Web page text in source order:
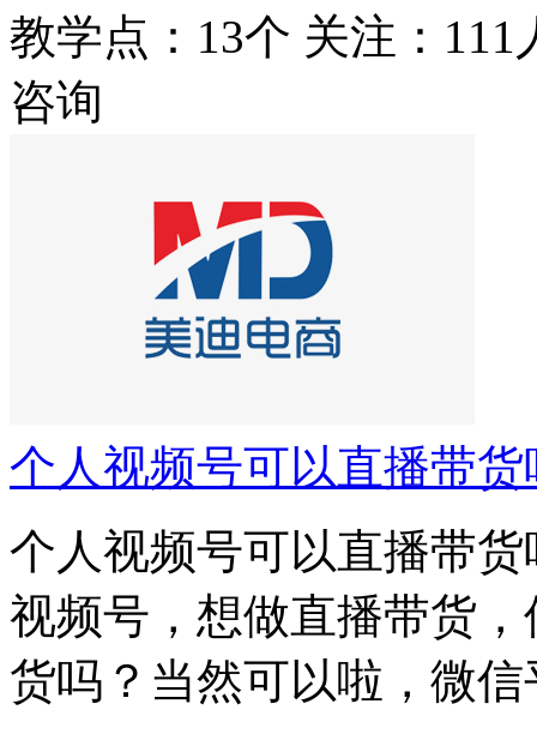
教学点：13个 关注：111
咨询
个人视频号可以直播带
个人视频号可以直播带
视频号，想做直播带货
货吗？当然可以啦，微